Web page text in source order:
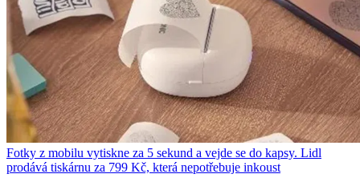
Fotky z mobilu vytiskne za 5 sekund a vejde se do kapsy. Lidl
prodává tiskárnu za 799 Kč, která nepotřebuje inkoust